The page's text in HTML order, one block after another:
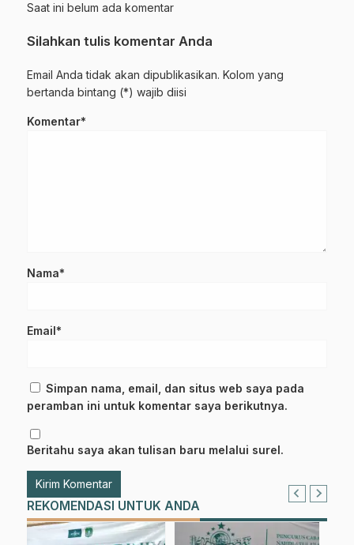
Saat ini belum ada komentar
Silahkan tulis komentar Anda
Email Anda tidak akan dipublikasikan. Kolom yang
bertanda bintang (*) wajib diisi
Komentar*
Nama*
Email*
Simpan nama, email, dan situs web saya pada
peramban ini untuk komentar saya berikutnya.
Beritahu saya akan tulisan baru melalui surel.
REKOMENDASI UNTUK ANDA